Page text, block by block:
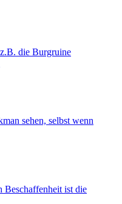
die Burgruine
sehen, selbst wenn
Beschaffenheit ist die